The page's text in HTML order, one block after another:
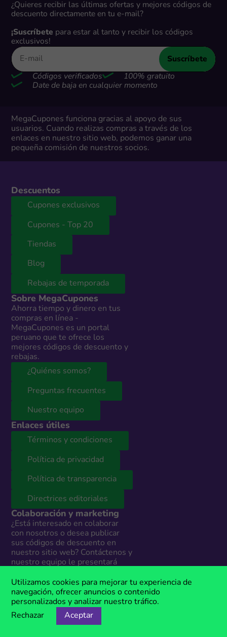
¿Quieres recibir las últimas ofertas y mejores códigos de
descuento directamente en tu e-mail?
¡Suscríbete para estar al tanto y recibir los códigos
exclusivos!
Suscríbete
Códigos verificados
100% gratuito
Date de baja en cualquier momento
MegaCupones funciona gracias al apoyo de sus
usuarios. Cuando realizas compras a través de los
enlaces en nuestro sitio web, podemos ganar una
pequeña comisión de nuestros socios.
Descuentos
Cupones exclusivos
Cupones - Top 20
Tiendas
Blog
Rebajas de temporada
Sobre MegaCupones
Ahorra tiempo y dinero en tus
compras en línea -
MegaCupones es un portal
peruano que te ofrece los
mejores códigos de descuento y
rebajas.
¿Quiénes somos?
Preguntas frecuentes
Nuestro equipo
Enlaces útiles
Términos y condiciones
Política de privacidad
Política de transparencia
Directrices editoriales
Colaboración y marketing
¿Está interesado en colaborar
con nosotros o desea publicar
sus códigos de descuento en
nuestro sitio web? Contáctenos y
nuestro equipo le presentará
necesidades. Estamos
disponibles todos los días en:
info@megacupones.pe
Marketing
Utilizamos cookies para mejorar tu experiencia de
navegación, ofrecer anuncios o contenido
personalizados y analizar nuestro tráfico.
Rechazar
Aceptar